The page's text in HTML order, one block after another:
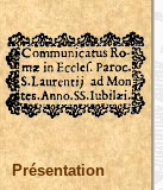
Présentation